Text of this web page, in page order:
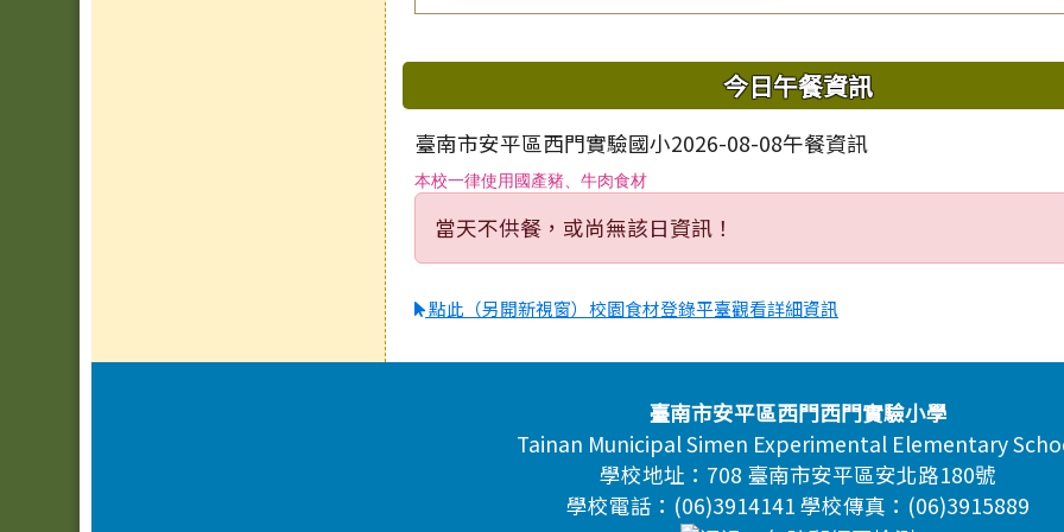
下中區域內容 今日午餐資訊
臺南市安平區西門實驗國小2026-08-08午餐資訊
本校一律使用國產豬、牛肉食材
當天不供餐，或尚無該日資訊！
點此（另開新視窗）校園食材登錄平臺觀看詳細資訊
臺南市安平區西門西門實驗小學
Tainan Municipal Simen Experimental Elementary
學校地址：708 臺南市安平區安北路180號
學校電話：(06)3914141 學校傳真：(06)3915889